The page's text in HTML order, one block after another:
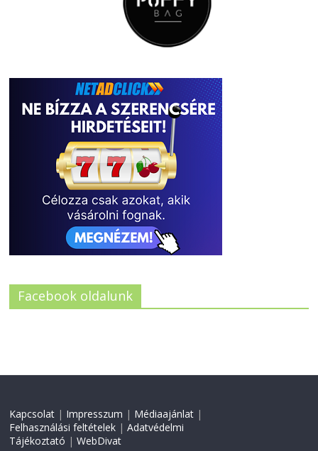
Facebook oldalunk
Kapcsolat | Impresszum | Médiaajánlat |
Felhasználási feltételek |Adatvédelmi
Tájékoztató |WebDivat